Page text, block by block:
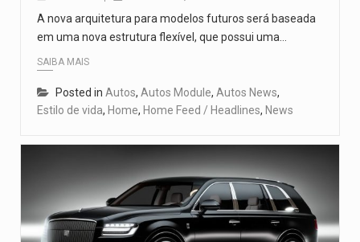
A nova arquitetura para modelos futuros será baseada
em uma nova estrutura flexível, que possui uma…
SAIBA MAIS
Posted in Autos, Autos Module, Autos News,
Estilo de vida, Home, Home Feed / Headlines, News